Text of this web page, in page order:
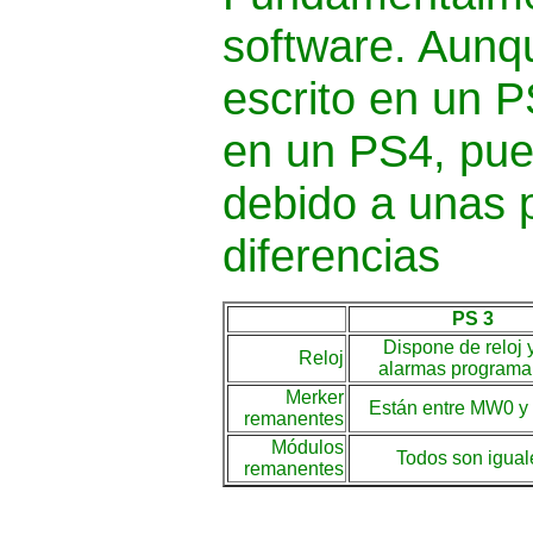
software.
escrito en un
en un PS4,
debido a unas
diferencias
PS 3
Reloj
Dispone de reloj
alarmas
Merker
remanentes
Están entre MW0 y
Módulos
remanentes
Todos son